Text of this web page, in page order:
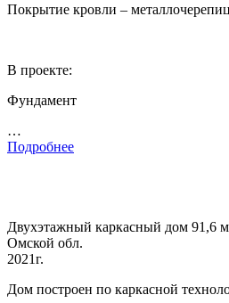
Покрытие кровли –
В проекте:
Фундамент
…
Подробнее
Двухэтажный каркасный дом 91,6
Омской обл.
2021г.
Дом построен по каркасной